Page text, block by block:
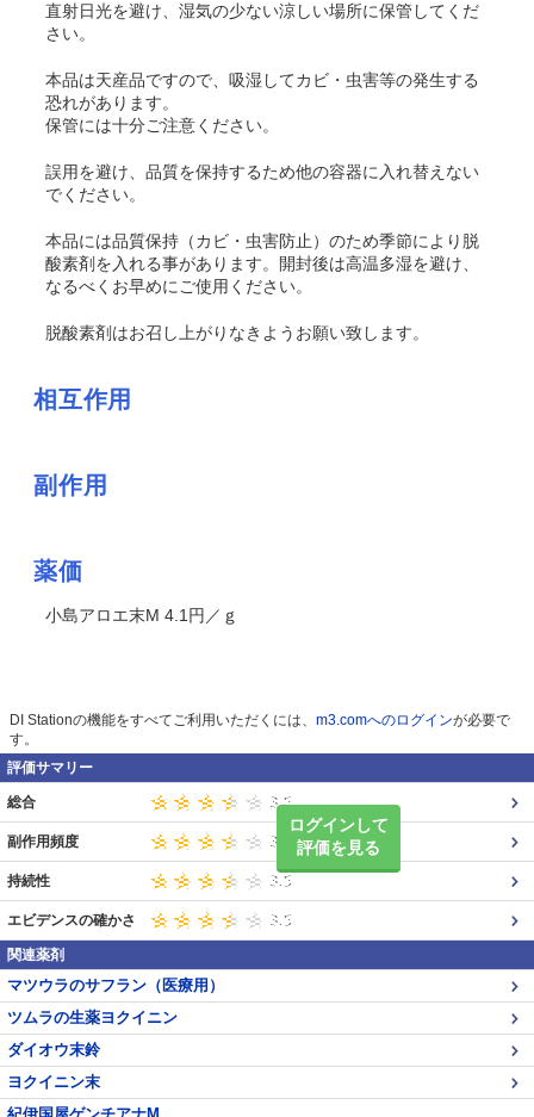
直射日光を避け、湿気の少ない涼しい場所に保管してくだ
さい。
本品は天産品ですので、吸湿してカビ・虫害等の発生する
恐れがあります。
保管には十分ご注意ください。
誤用を避け、品質を保持するため他の容器に入れ替えない
でください。
本品には品質保持（カビ・虫害防止）のため季節により脱
酸素剤を入れる事があります。開封後は高温多湿を避け、
なるべくお早めにご使用ください。
脱酸素剤はお召し上がりなきようお願い致します。
相互作用
副作用
薬価
小島アロエ末M 4.1円／ｇ
DI Stationの機能をすべてご利用いただくには、 m3.comへのログインが必要で
す。
評価サマリー
ログインして
評価を見る
総合
副作用頻度
持続性
エビデンスの確かさ
関連薬剤
マツウラのサフラン（医療用）
ツムラの生薬ヨクイニン
ダイオウ末鈴
ヨクイニン末